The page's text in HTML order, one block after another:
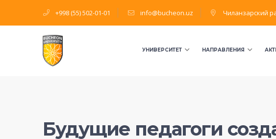
+998 (55) 502-01-01 info@bucheon.uz Чиланзарский
УНИВЕРСИТЕТ НАПРАВЛЕНИЯ
Будущие педагоги